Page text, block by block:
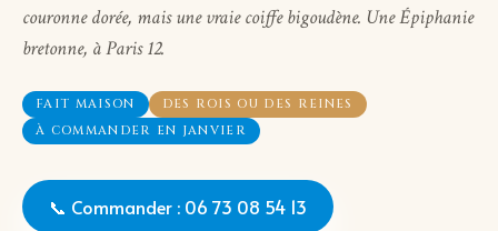
couronne dorée, mais une vraie coiffe bigoudène. Une Épiphanie
bretonne, à Paris 12.
FAIT MAISON
DES ROIS OU DES REINES
À COMMANDER EN JANVIER
📞 Commander : 06 73 08 54 13